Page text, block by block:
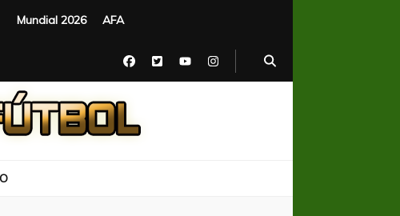
Mundial 2026 AFA